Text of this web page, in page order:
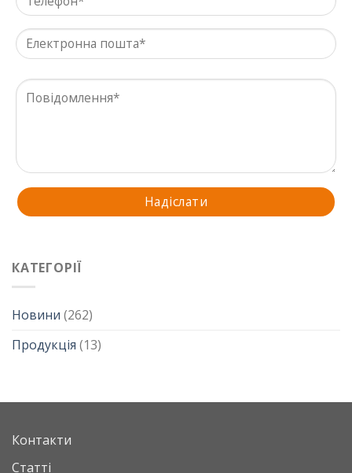
КАТЕГОРІЇ
Новини (262)
Продукція (13)
Контакти
Статті